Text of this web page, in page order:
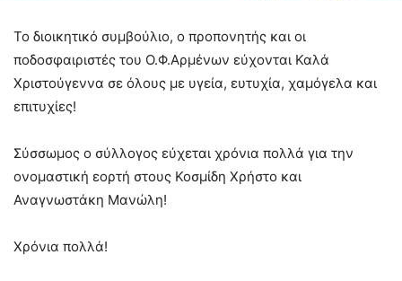
Το διοικητικό συμβούλιο, ο προπονητής και οι
ποδοσφαιριστές του Ο.Φ.Αρμένων εύχονται Καλά
Χριστούγεννα σε όλους με υγεία, ευτυχία, χαμόγελα και
επιτυχίες!
Σύσσωμος ο σύλλογος εύχεται χρόνια πολλά για την
ονομαστική εορτή στους Κοσμίδη Χρήστο και
Αναγνωστάκη Μανώλη!
Χρόνια πολλά!